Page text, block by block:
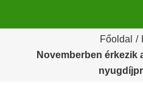
Főoldal /
Novemberben érkezik